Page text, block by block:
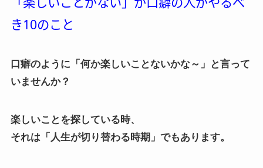
き10のこと
口癖のように「何か楽しいことないかな～」と言って
いませんか？
楽しいことを探している時、
それは「人生が切り替わる時期」でもあります。